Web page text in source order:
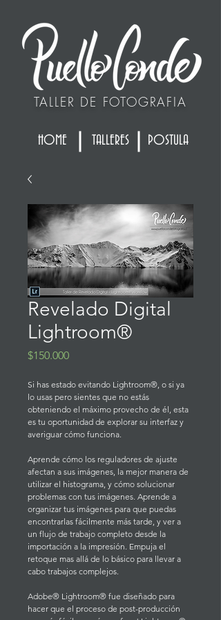
TALLER DE FOTOGRAFIA
TALLERES
HOME POSTULA
Revelado Digital
Lightroom®
$150.000Precio
Si has estado evitando Lightroom®, o si ya
lo usas pero sientes que no estás
obteniendo el máximo provecho de él, esta
es tu oportunidad de explorar su interfaz y
averiguar cómo funciona.
Aprende cómo los reguladores de ajuste
afectan a sus imágenes, la mejor manera de
utilizar el histograma, y cómo solucionar
problemas con tus imágenes. Aprende a
organizar tus imágenes para que puedas
encontrarlas fácilmente más tarde, y ver a
un flujo de trabajo completo desde la
importación a la impresión. Empuja el
retoque mas allá de lo básico para llevar a
cabo trabajos complejos.
Adobe® Lightroom® fue diseñado para
hacer que el proceso de post-producción